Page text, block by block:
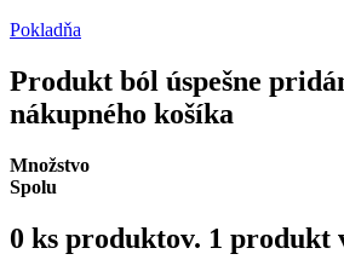
Pokladňa
Produkt ból úspešne
nákupného košíka
Množstvo
Spolu
0 ks produktov. 1 produkt